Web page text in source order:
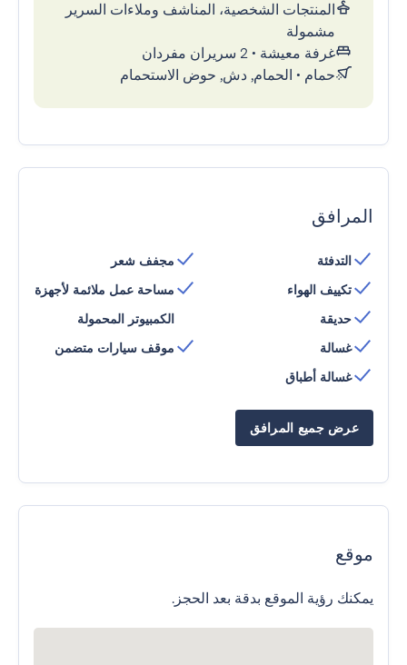
المنتجات الشخصية، المناشف وملاءات السرير
مشمولة
غرفة معيشة • 2 سريران مفردان
حمام • الحمام, دش, حوض الاستحمام
المرافق
التدفئة
تكييف الهواء
حديقة
غسالة
غسالة أطباق
مجفف شعر
مساحة عمل ملائمة لأجهزة
الكمبيوتر المحمولة
موقف سيارات متضمن
عرض جميع المرافق
موقع
يمكنك رؤية الموقع بدقة بعد الحجز.